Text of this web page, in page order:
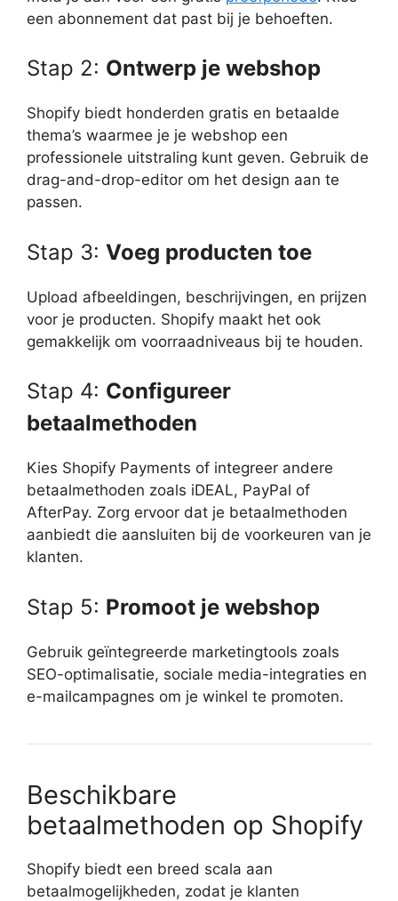
een abonnement dat past bij je behoeften.
Stap 2: Ontwerp je webshop
Shopify biedt honderden gratis en betaalde
thema’s waarmee je je webshop een
professionele uitstraling kunt geven. Gebruik de
drag-and-drop-editor om het design aan te
passen.
Stap 3: Voeg producten toe
Upload afbeeldingen, beschrijvingen, en prijzen
voor je producten. Shopify maakt het ook
gemakkelijk om voorraadniveaus bij te houden.
Stap 4: Configureer
betaalmethoden
Kies Shopify Payments of integreer andere
betaalmethoden zoals iDEAL, PayPal of
AfterPay. Zorg ervoor dat je betaalmethoden
aanbiedt die aansluiten bij de voorkeuren van je
klanten.
Stap 5: Promoot je webshop
Gebruik geïntegreerde marketingtools zoals
SEO-optimalisatie, sociale media-integraties en
e-mailcampagnes om je winkel te promoten.
Beschikbare
betaalmethoden op Shopify
Shopify biedt een breed scala aan
betaalmogelijkheden, zodat je klanten